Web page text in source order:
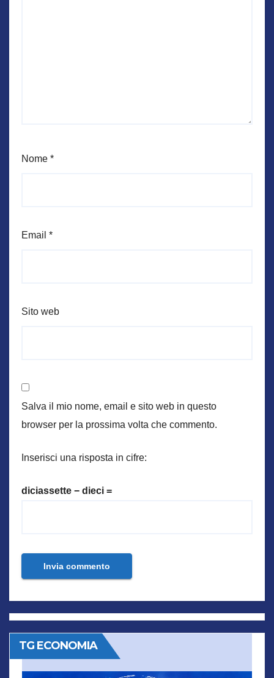
Nome *
Email *
Sito web
Salva il mio nome, email e sito web in questo
browser per la prossima volta che commento.
Inserisci una risposta in cifre:
diciassette − dieci =
TG ECONOMIA